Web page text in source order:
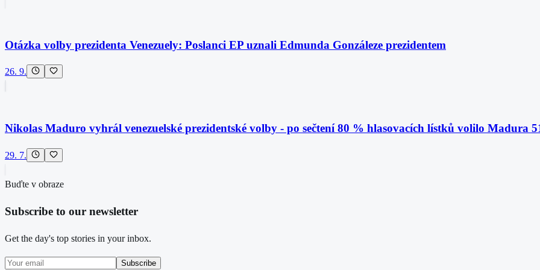
Otázka volby prezidenta Venezuely: Poslanci EP uznali Edmunda Gonzáleze prezidentem
26. 9.
Nikolas Maduro vyhrál venezuelské prezidentské volby - po sečtení 80 % hlasovacích lístků volilo Madura
29. 7.
Buďte v obraze
Subscribe to our newsletter
Get the day's top stories in your inbox.
Subscribe